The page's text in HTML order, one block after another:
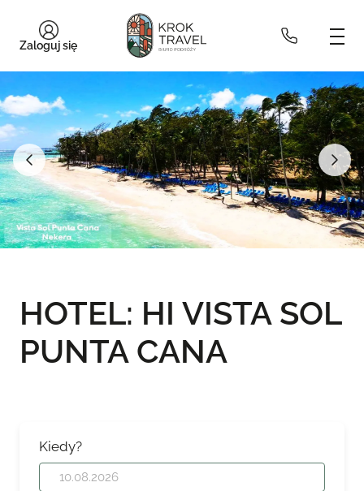
Zaloguj się
HOTEL: HI VISTA SOL
PUNTA CANA
Kiedy?